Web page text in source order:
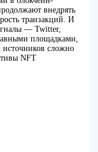
внедрять
транзакций. И
— Twitter,
площадками,
источников сложно
NFT